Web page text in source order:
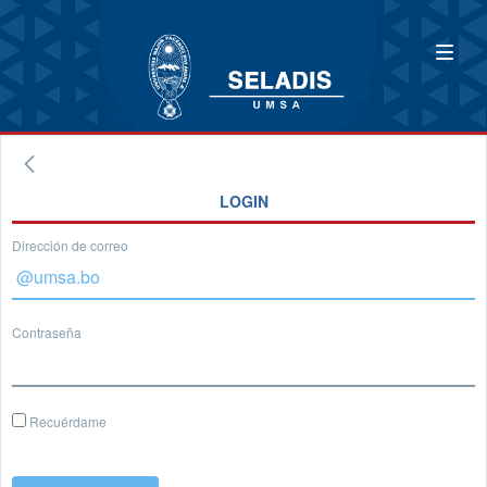
LOGIN
Dirección de correo
Contraseña
Recuérdame